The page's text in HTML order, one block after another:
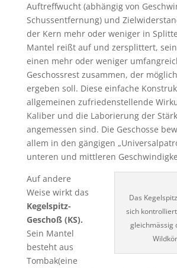
Auftreffwucht (abhängig von
Schussentfernung) und
der Kern mehr oder weniger in
Mantel reißt auf und zersplittert,
einen mehr oder weniger
Geschossrest zusammen, der
ergeben soll. Diese einfache
allgemeinen zufriedenstellende
Kaliber und die Laborierung der
angemessen sind. Die Geschosse
allem in den gängigen
unteren und mittleren
Das
sich
gleichmässig
Auf andere
Weise wirkt das
Kegelspitz-
Geschoß (KS).
Sein Mantel
besteht aus
Tombak(eine